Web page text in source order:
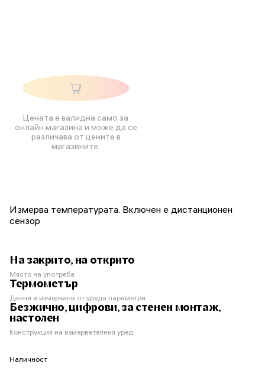
Цената е валидна само за
онлайн магазина и може да се
различава от цените в
магазините.
Измерва температурата. Включен е дистанционен
сензор
На закрито, на открито
Място на употреба
Термометър
Данни и измервани от уреда параметри
Безжично, цифрови, за стенен монтаж,
настолен
Конструкция на измервателния уред
Наличност